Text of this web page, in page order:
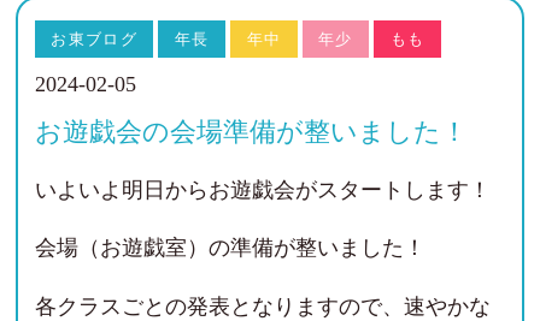
お東ブログ 年長 年中 年少 もも
2024-02-05
お遊戯会の会場準備が整いました！
いよいよ明日からお遊戯会がスタートします！
会場（お遊戯室）の準備が整いました！
各クラスごとの発表となりますので、速やかな